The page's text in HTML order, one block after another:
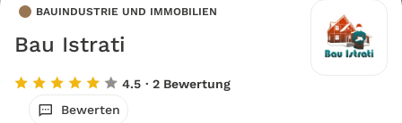
BAUINDUSTRIE UND IMMOBILIEN
Bau Istrati
4.5 · 2 Bewertung
Bewerten